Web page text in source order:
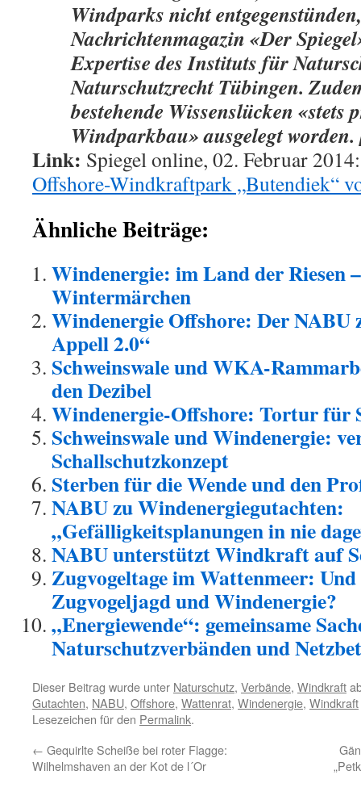
Windparks nicht
Nachrichtenmagazin «Der
Expertise des Instituts für
Naturschutzrecht Tübingen.
bestehende Wissenslücken «stets
Windparkbau» ausgelegt
Link: Spiegel online, 02. Februar
Offshore-Windkraftpark „Butendiek“
Ähnliche Beiträge:
Windenergie: im Land der Riesen
Wintermärchen
Windenergie Offshore: Der NABU
Appell 2.0“
Schweinswale und WKA-
den Dezibel
Windenergie-Offshore: Tortur für
Schweinswale und Windenergie:
Schallschutzkonzept
Sterben für die Wende und den
NABU zu Windenergiegutachten:
„Gefälligkeitsplanungen in nie
NABU unterstützt Windkraft auf
Zugvogeltage im Wattenmeer:
Zugvogeljagd und Windenergie?
„Energiewende“: gemeinsame
Naturschutzverbänden und
Dieser Beitrag wurde unter Naturschutz, Verbände, Windkraft
Gutachten, NABU, Offshore, Wattenrat, Windenergie, Windkraft
Lesezeichen für den Permalink.
← Gequirlte Scheiße bei roter Flagge:
Wilhelmshaven an der Kot de l´Or